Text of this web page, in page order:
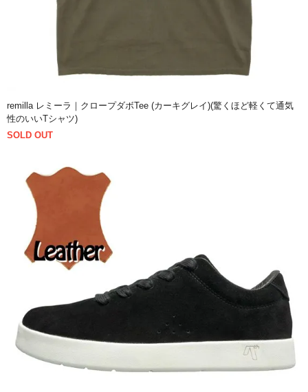
remilla レミーラ｜クロープダボTee (カーキグレイ)(驚くほど軽くて通気
性のいいTシャツ)
SOLD OUT